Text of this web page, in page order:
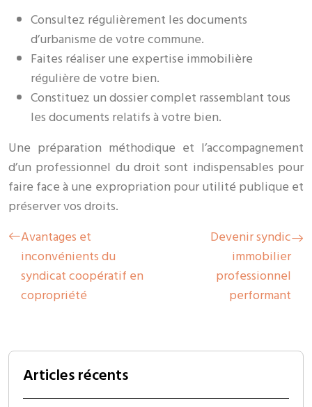
Consultez régulièrement les documents
d’urbanisme de votre commune.
Faites réaliser une expertise immobilière
régulière de votre bien.
Constituez un dossier complet rassemblant tous
les documents relatifs à votre bien.
Une préparation méthodique et l’accompagnement
d’un professionnel du droit sont indispensables pour
faire face à une expropriation pour utilité publique et
préserver vos droits.
Avantages et
inconvénients du
syndicat coopératif en
copropriété
Devenir syndic
immobilier
professionnel
performant
Articles récents